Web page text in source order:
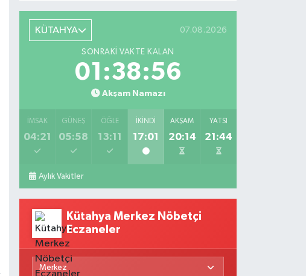
KÜTAHYA 07.08.2026
SONRAKI VAKTE KALAN
01:38:55
Akşam Namazı
İMSAK
04:21
GÜNEŞ
05:58
ÖĞLE
13:11
İKINDI
17:01
AKŞAM
20:14
YATSI
21:44
Aylık Vakitler
Kütahya Merkez Nöbetçi
Eczaneler